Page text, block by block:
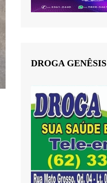
DROGA GENÊSIS